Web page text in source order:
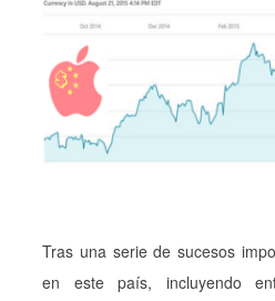
Tras una serie de sucesos
en este país, incluyendo